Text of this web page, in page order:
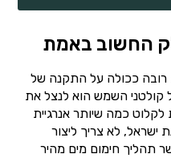
החשוב באמת
ככולה על התקנה של
קולטני השמש הוא לנצל את
כמה שיותר אנרגיית
ישראל, לא צריך ליצור
תהליך חימום מים מהיר